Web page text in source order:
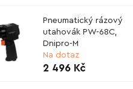
Pneumatický rázový
utahovák PW-68C,
Dnipro-M
Na dotaz
2 496 Kč